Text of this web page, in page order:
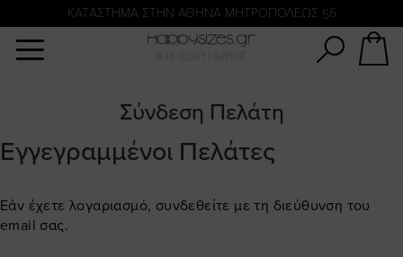
KATΑΣΤΗΜΑ ΣΤΗΝ ΑΘΗΝΑ ΜΗΤΡΟΠΟΛΕΩΣ 56
Σύνδεση Πελάτη
Εγγεγραμμένοι Πελάτες
Εάν έχετε λογαριασμό, συνδεθείτε με τη διεύθυνση του
email σας.
Αναζήτηση